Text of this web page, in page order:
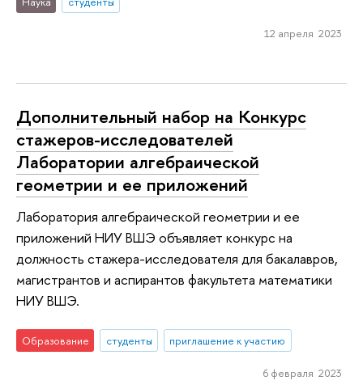
12 апреля 2023
Дополнительный набор на Конкурс
стажеров-исследователей
Лаборатории алгебраической
геометрии и ее приложений
Лаборатория алгебраической геометрии и ее
приложений НИУ ВШЭ объявляет конкурс на
должность стажера-исследователя для бакалавров,
магистрантов и аспирантов факультета математики
НИУ ВШЭ.
Образование студенты приглашение к участию
6 февраля 2023